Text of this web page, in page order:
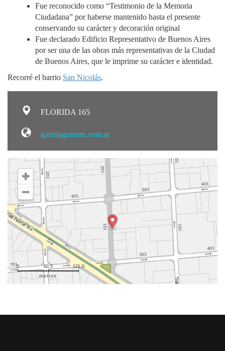
Fue reconocido como “Testimonio de la Memoria
Ciudadana” por haberse mantenido hasta el presente
conservando su carácter y decoración original
Fue declarado Edificio Representativo de Buenos Aires
por ser una de las obras más representativas de la Ciudad
de Buenos Aires, que le imprime su carácter e identidad.
Recorré el barrio San Nicolás.
FLORIDA 165
galeriaguemes.com.ar
metros
0 60.5 121.0